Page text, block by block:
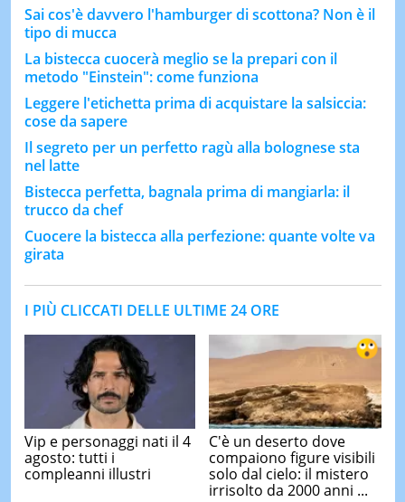
Sai cos'è davvero l'hamburger di scottona? Non è il
tipo di mucca
La bistecca cuocerà meglio se la prepari con il
metodo "Einstein": come funziona
Leggere l'etichetta prima di acquistare la salsiccia:
cose da sapere
Il segreto per un perfetto ragù alla bolognese sta
nel latte
Bistecca perfetta, bagnala prima di mangiarla: il
trucco da chef
Cuocere la bistecca alla perfezione: quante volte va
girata
I PIÙ CLICCATI DELLE ULTIME 24 ORE
Vip e personaggi nati il 4
agosto: tutti i
compleanni illustri
C'è un deserto dove
compaiono figure visibili
solo dal cielo: il mistero
irrisolto da 2000 anni ...